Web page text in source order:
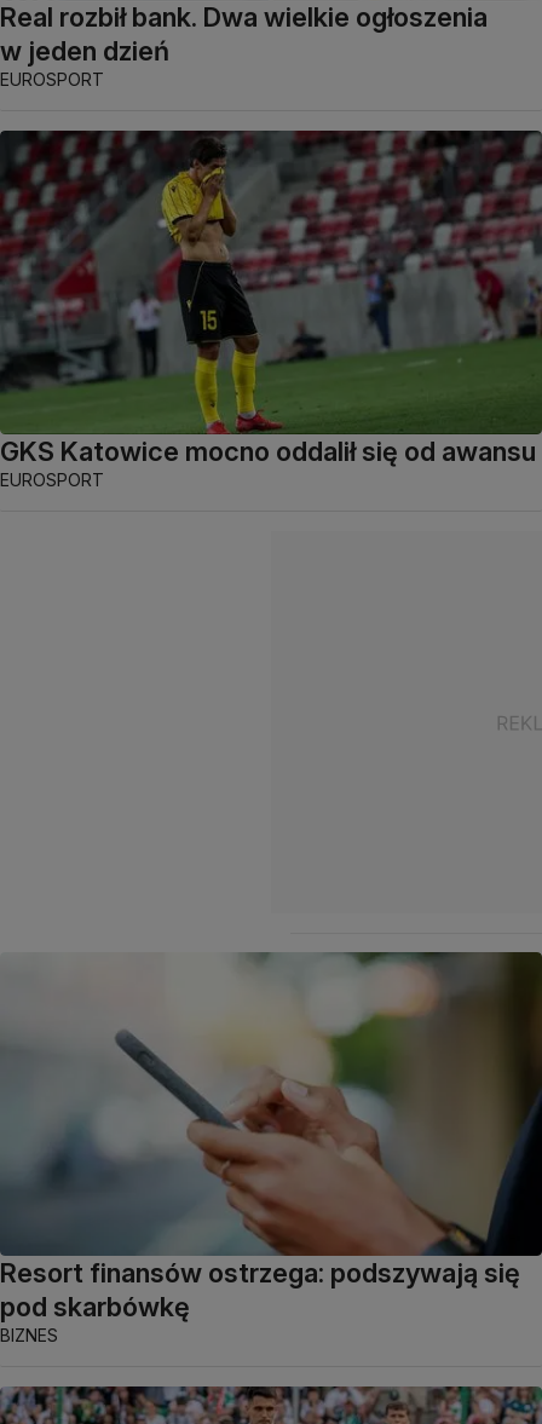
Real rozbił bank. Dwa wielkie ogłoszenia
w jeden dzień
EUROSPORT
GKS Katowice mocno oddalił się od awansu
EUROSPORT
Resort finansów ostrzega: podszywają się
pod skarbówkę
BIZNES